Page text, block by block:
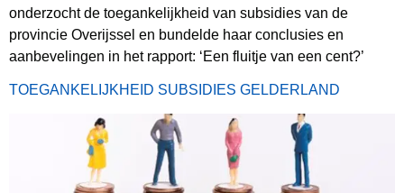
onderzocht de toegankelijkheid van subsidies van de
provincie Overijssel en bundelde haar conclusies en
aanbevelingen in het rapport: ‘Een fluitje van een cent?’
TOEGANKELIJKHEID SUBSIDIES GELDERLAND